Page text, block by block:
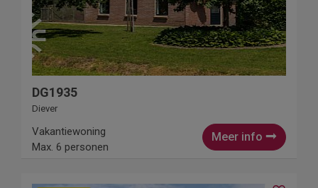
DG1935
Diever
Meer info
Vakantiewoning
Max. 6 personen